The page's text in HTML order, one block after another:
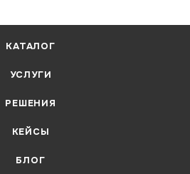
КАТАЛОГ
УСЛУГИ
РЕШЕНИЯ
КЕЙСЫ
БЛОГ